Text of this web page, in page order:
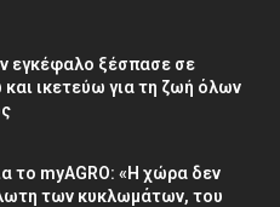
εγκέφαλο ξέσπασε σε
ικετεύω για τη ζωή όλων
το myAGRO: «Η χώρα δεν
των κυκλωμάτων, του